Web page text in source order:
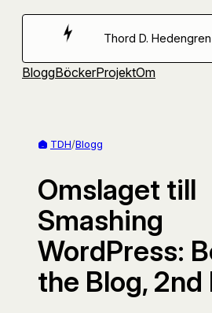
Hoppa
Thord D. Hedengren
BloggBöckerProjektOm
TDH/Blogg
Omslaget till
Smashing
WordPress:
the Blog, 2nd